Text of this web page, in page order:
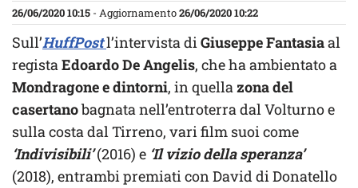
26/06/2020 10:15 - Aggiornamento26/06/2020 10:22
Sull’HuffPostl’intervista diGiuseppe Fantasiaal
registaEdoardo De Angelis, che ha ambientato a
Mondragone e dintorni, in quellazona del
casertanobagnata nell’entroterra dal Volturno e
sulla costa dal Tirreno, vari film suoi come
‘Indivisibili’ (2016) e ‘Il vizio della speranza’
(2018), entrambi premiati con David di Donatello